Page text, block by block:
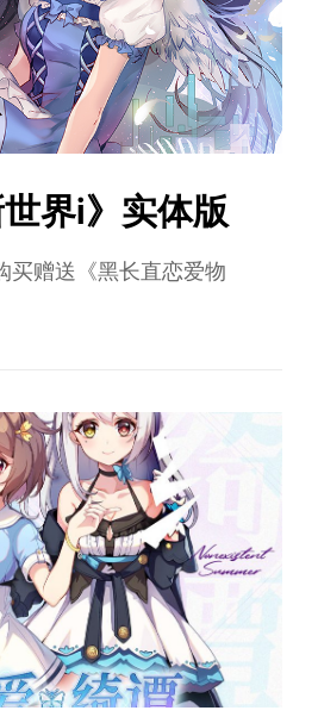
世界i》实体版
买赠送《黑长直恋爱物